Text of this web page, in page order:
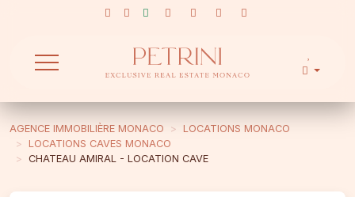
AGENCE IMMOBILIÈRE MONACO
LOCATIONS MONACO
LOCATIONS CAVES MONACO
CHATEAU AMIRAL - LOCATION CAVE